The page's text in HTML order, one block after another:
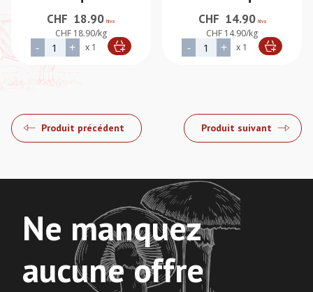
CHF 18.90 htva
CHF 18.90/kg
- quantité de BT PD 31/40, Queue décortiquée déveinée iqf
+ x 1
Alternative:
CHF 14.90 htva
CHF 14.90/kg
- quantité de BT HOSO
+ x 1
Alternative:
Produit précédent Produit suivant
Ne manquez
aucune offre